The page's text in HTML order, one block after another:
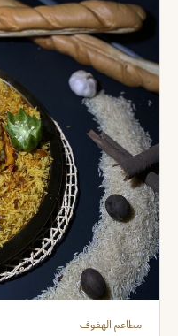
مطاعم الهفوف